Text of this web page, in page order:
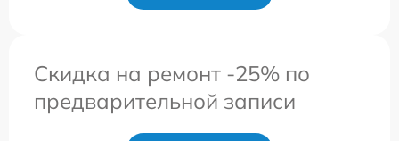
Скидка на ремонт -25% по
предварительной записи